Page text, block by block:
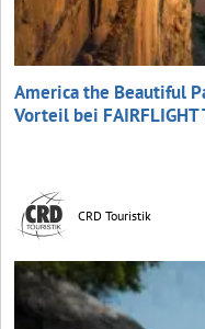
America the Beautiful
Vorteil bei
CRD Touristik